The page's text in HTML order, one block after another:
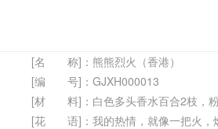
[名 称]： 熊熊烈火（香港）
[编 号]：GJXH000013
[材 料]： 白色多头香水百合2枝，
[花 语]：我的热情，就像一把火，